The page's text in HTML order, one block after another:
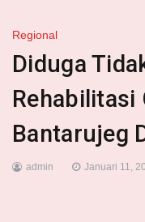
Regional
Diduga
Rehabilitasi
Bantarujeg
admin Januari 11,